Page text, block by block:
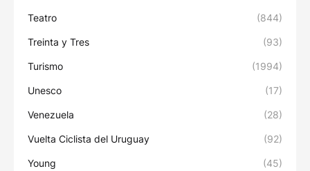
Teatro (844)
Treinta y Tres (93)
Turismo (1994)
Unesco (17)
Venezuela (28)
Vuelta Ciclista del Uruguay (92)
Young (45)